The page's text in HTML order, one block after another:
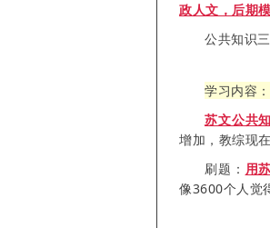
政人文，后期模
公共知识
学习内容
苏文公共
增加，教综现
刷题： 用
像3600个人觉